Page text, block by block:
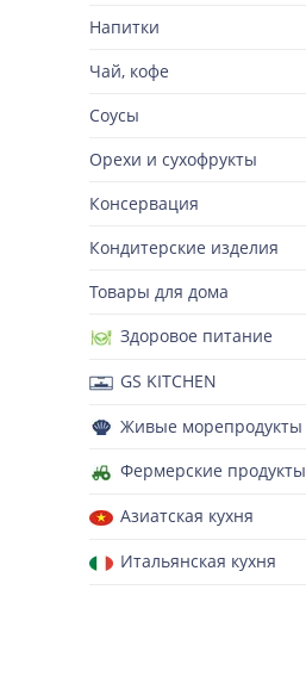
Напитки
Чай, кофе
Соусы
Орехи и сухофрукты
Консервация
Кондитерские изделия
Товары для дома
Здоровое питание
GS KITCHEN
Живые морепродукты
Фермерские продукты
Азиатская кухня
Итальянская кухня